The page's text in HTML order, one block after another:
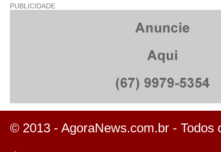
PUBLICIDADE
© 2013 - AgoraNews.com.br - Todos